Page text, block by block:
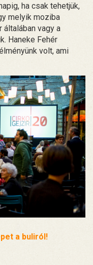
ha csak tehetjük,
melyik moziba
általában vagy a
Haneke Fehér
volt, ami
a buliról!